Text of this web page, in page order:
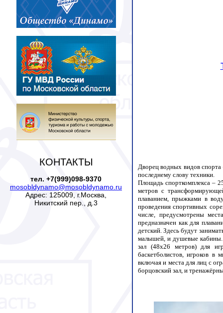
КОНТАКТЫ
тел. +7(999)098-9370
mosobldynamo@mosobldynamo.ru
Адрес: 125009, г.Москва,
Никитский пер., д.3
Дворец водных видов спорта
последнему слову техники.
Площадь спорткомплекса –
метров с
плаванием, прыжками в
проведения спортивных
числе, предусмотрены
предназначен как для
детский. Здесь будут
малышей, и душевые кабины.
зал (48х26 метров) для
баскетболистов, игроков
включая и места для лиц с
борцовский зал, и